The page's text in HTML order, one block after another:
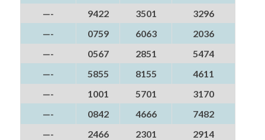
—-
9422 3501
3296
—-
0759 6063
2036
—-
0567 2851
5474
—-
5855 8155
4611
—-
1001 5701
3170
—-
0842 4666
7482
—-
2466 2301 2914